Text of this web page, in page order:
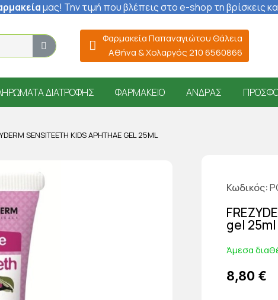
μας! Την τιμή που βλέπεις στο e-shop τη βρίσκεις
Φαρμακεία Παπαναγιώτου Θάλεια
Αθήνα & Χολαργός 210 6560866
ΔΙΑΤΡΟΦΉΣ ΦΑΡΜΑΚΕΊΟ ΆΝΔΡΑΣ
SENSITEETH KIDS APHTHAE GEL 25ML
Κωδικός
gel 25ml
Άμεσα
8,80 €